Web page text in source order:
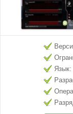
Язык: